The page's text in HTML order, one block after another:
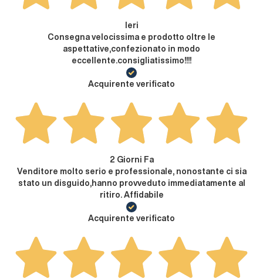
Ieri
Consegna velocissima e prodotto oltre le
aspettative,confezionato in modo
eccellente.consigliatissimo!!!!
Acquirente verificato
2 Giorni Fa
Venditore molto serio e professionale, nonostante ci sia
stato un disguido,hanno provveduto immediatamente al
ritiro. Affidabile
Acquirente verificato